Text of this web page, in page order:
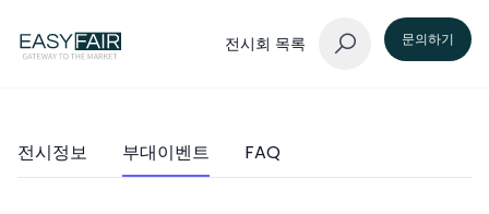
전시회 목록 문의하기
전시정보 부대이벤트 FAQ